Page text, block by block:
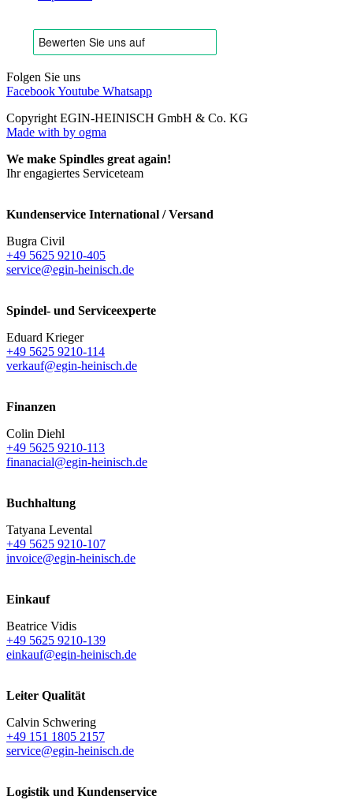
Folgen Sie uns
FacebookYoutube Whatsapp
Copyright EGIN-HEINISCH GmbH & Co. KG
Made with by ogma
We make Spindles great again!
Ihr engagiertes Serviceteam
Kundenservice International / Versand
Bugra Civil
+49 5625 9210-405
service@egin-heinisch.de
Spindel- und Serviceexperte
Eduard Krieger
+49 5625 9210-114
verkauf@egin-heinisch.de
Finanzen
Colin Diehl
+49 5625 9210-113
finanacial@egin-heinisch.de
Buchhaltung
Tatyana Levental
+49 5625 9210-107
invoice@egin-heinisch.de
Einkauf
Beatrice Vidis
+49 5625 9210-139
einkauf@egin-heinisch.de
Leiter Qualität
Calvin Schwering
+49 151 1805 2157
service@egin-heinisch.de
Logistik und Kundenservice